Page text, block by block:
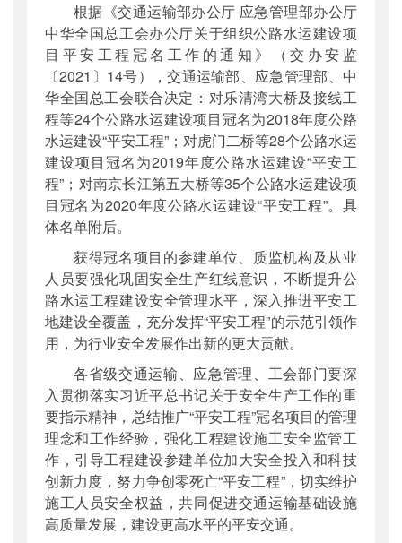
主题分类：安全质量
公文类型：部文件
根据《交通运输部办公厅 应急管理部办公厅
中华全国总工会办公厅关于组织公路水运建设项
目平安工程冠名工作的通知》（交办安监
〔2021〕14号），交通运输部、应急管理部、中
华全国总工会联合决定：对乐清湾大桥及接线工
程等24个公路水运建设项目冠名为2018年度公路
水运建设“平安工程”；对虎门二桥等28个公路水运
建设项目冠名为2019年度公路水运建设“平安工
程”；对南京长江第五大桥等35个公路水运建设项
目冠名为2020年度公路水运建设“平安工程”。具
体名单附后。
获得冠名项目的参建单位、质监机构及从业
人员要强化巩固安全生产红线意识，不断提升公
路水运工程建设安全管理水平，深入推进平安工
地建设全覆盖，充分发挥“平安工程”的示范引领作
用，为行业安全发展作出新的更大贡献。
各省级交通运输、应急管理、工会部门要深
入贯彻落实习近平总书记关于安全生产工作的重
要指示精神，总结推广“平安工程”冠名项目的管理
理念和工作经验，强化工程建设施工安全监管工
作，引导工程建设参建单位加大安全投入和科技
创新力度，努力争创零死亡“平安工程”，切实维护
施工人员安全权益，共同促进交通运输基础设施
高质量发展，建设更高水平的平安交通。